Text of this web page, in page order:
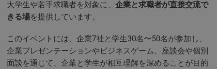
大学生や若手求職者を対象に、 企業と求職者が直接交流で
きる場を提供しています。
このイベントには、企業7社と学生30名〜50名が参加し、
企業プレゼンテーションやビジネスゲーム、座談会や個別
面談を通じて、企業と学生が相互理解を深めることが目的